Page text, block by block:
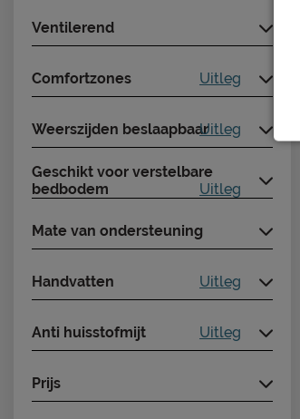
Ventilerend
Comfortzones Uitleg
Weerszijden beslaapbaarUitleg
Geschikt voor verstelbare
bedbodem
Uitleg
Mate van ondersteuning
Handvatten Uitleg
Anti huisstofmijt Uitleg
Prijs